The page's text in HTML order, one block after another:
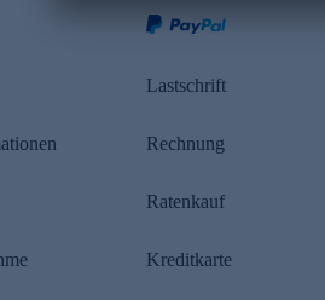
Lastschrift
Rechnung
Ratenkauf
Kreditkarte